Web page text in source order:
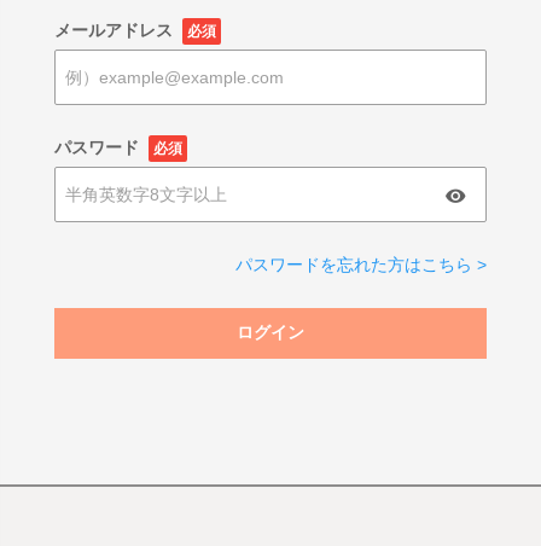
メールアドレス 必須
パスワード 必須
パスワードを忘れた方はこちら >
ログイン